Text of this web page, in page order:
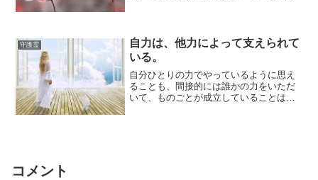
守護霊
自力は、他力によって支えられて
いる。
自分ひとりの力でやっているように思え
ることも、間接的には誰かの力をいただ
いて、ものごとが成立していることは多
コメント